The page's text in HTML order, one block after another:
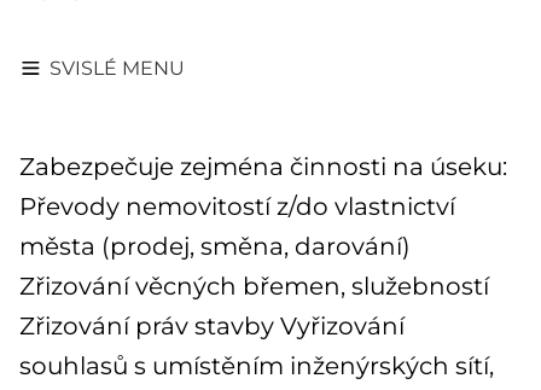
SVISLÉ MENU
Zabezpečuje zejména činnosti na úseku:
Převody nemovitostí z/do vlastnictví
města (prodej, směna, darování)
Zřizování věcných břemen, služebností
Zřizování práv stavby Vyřizování
souhlasů s umístěním inženýrských sítí,